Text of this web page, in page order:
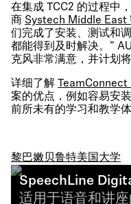
在集成 TCC2 的过程中
商 Systech Middle East
们完成了安装、测试和
都能得到及时解决。”
克风非常满意，并计划
详细了解
案的优点，例如容易安
前所未有的学习和教学体
黎巴嫩贝鲁特美国大学
SpeechLine
适用于语音和讲